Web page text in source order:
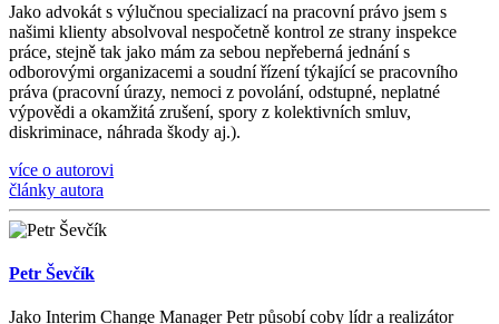
Jako advokát s výlučnou specializací na pracovní právo jsem s
našimi klienty absolvoval nespočetně kontrol ze strany inspekce
práce, stejně tak jako mám za sebou nepřeberná jednání s
odborovými organizacemi a soudní řízení týkající se pracovního
práva (pracovní úrazy, nemoci z povolání, odstupné, neplatné
výpovědi a okamžitá zrušení, spory z kolektivních smluv,
diskriminace, náhrada škody aj.).
více o autorovi
články autora
Petr Ševčík
Jako Interim Change Manager Petr působí coby lídr a realizátor